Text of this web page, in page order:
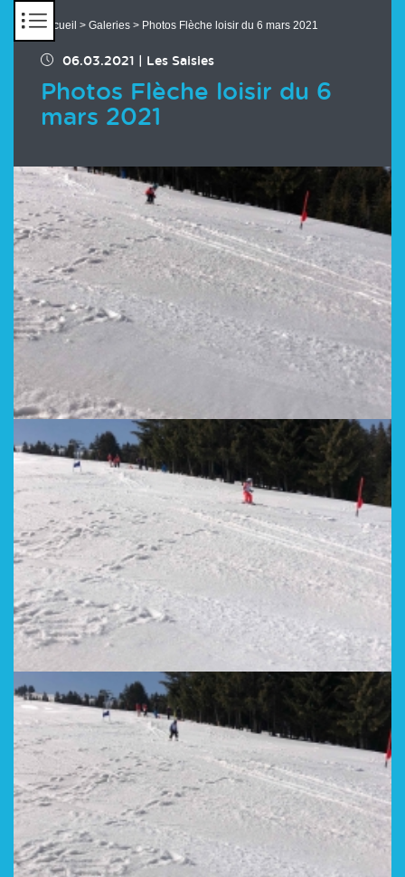
Accueil > Galeries > Photos Flèche loisir du 6 mars 2021
06.03.2021 Les Saisies
Photos Flèche loisir du 6
mars 2021
Chargement des images en cours...